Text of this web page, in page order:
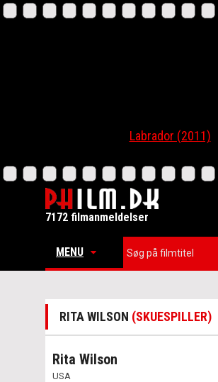
Labrador (2011)
7172 filmanmeldelser
MENU
RITA WILSON (SKUESPILLER)
Rita Wilson
USA